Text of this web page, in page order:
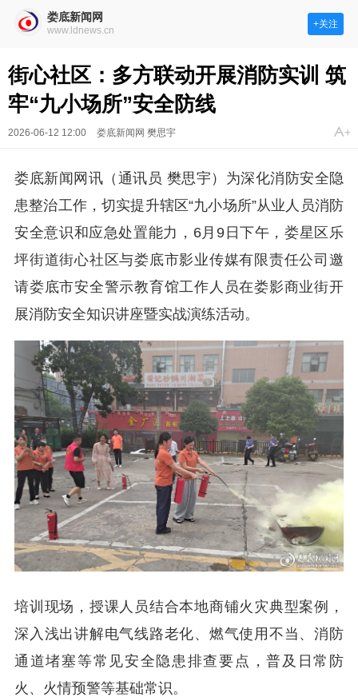
娄底新闻网
www.ldnews.cn
+关注
街心社区：多方联动开展消防实训 筑
牢“九小场所”安全防线
2026-06-12 12:00 娄底新闻网 樊思宇
娄底新闻网讯（通讯员 樊思宇）为深化消防安全隐
患整治工作，切实提升辖区“九小场所”从业人员消防
安全意识和应急处置能力，6月9日下午，娄星区乐
坪街道街心社区与娄底市影业传媒有限责任公司邀
请娄底市安全警示教育馆工作人员在娄影商业街开
展消防安全知识讲座暨实战演练活动。
培训现场，授课人员结合本地商铺火灾典型案例，
深入浅出讲解电气线路老化、燃气使用不当、消防
通道堵塞等常见安全隐患排查要点，普及日常防
火、火情预警等基础常识。